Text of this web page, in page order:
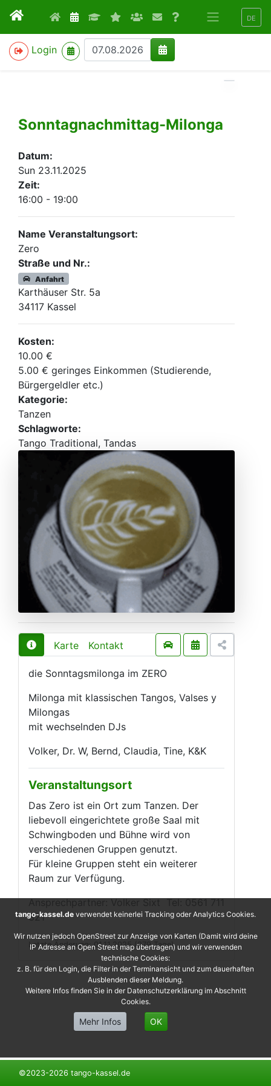
DE
Login
>
Sonntagnachmittag-Milonga
Datum:
Sun 23.11.2025
Zeit:
16:00 - 19:00
Name Veranstaltungsort:
Zero
Straße und Nr.:
Anfahrt
Karthäuser Str. 5a
34117 Kassel
Kosten:
10.00 €
5.00 € geringes Einkommen (Studierende,
Bürgergeldler etc.)
Kategorie:
Tanzen
Schlagworte:
Tango Traditional, Tandas
Karte Kontakt
die Sonntagsmilonga im ZERO
Milonga mit klassischen Tangos, Valses y
Milongas
mit wechselnden DJs
Volker, Dr. W, Bernd, Claudia, Tine, K&K
Veranstaltungsort
Das Zero ist ein Ort zum Tanzen. Der
liebevoll eingerichtete große Saal mit
Schwingboden und Bühne wird von
verschiedenen Gruppen genutzt.
Für kleine Gruppen steht ein weiterer
Raum zur Verfügung.
Ansprechpartner: Volker Sixt Tel: 0561 711
321
Letzte Änderung: 01.11.2025 (279 Tage)
©2023-2026 tango-kassel.de
tango-kassel.de verwendet keinerlei Tracking oder Analytics Cookies.
Wir nutzen jedoch OpenStreet zur Anzeige von Karten (Damit wird deine
IP Adresse an Open Street map übertragen) und wir verwenden
technische Cookies:
z. B. für den Login, die Filter in der Terminansicht und zum dauerhaften
Ausblenden dieser Meldung.
Weitere Infos finden Sie in der Datenschutzerklärung im Abschnitt
Cookies.
Mehr Infos OK